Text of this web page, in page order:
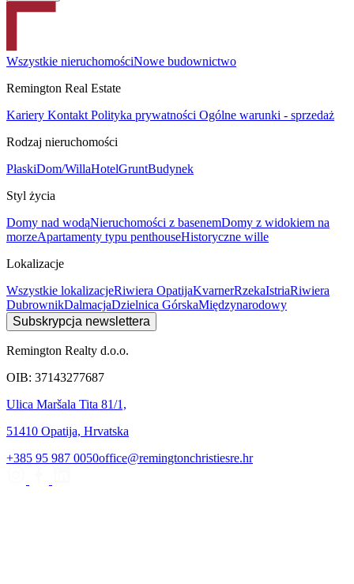
Wszystkie nieruchomościNowe budownictwo
Remington Real Estate
Kariery Kontakt Polityka prywatności Ogólne warunki - sprzedaż
Rodzaj nieruchomości
PłaskiDom/WillaHotelGruntBudynek
Styl życia
Domy nad wodąNieruchomości z basenemDomy z widokiem na
morzeApartamenty typu penthouseHistoryczne wille
Lokalizacje
Wszystkie lokalizacjeRiwiera OpatijaKvarnerRzekaIstriaRiwiera
DubrownikDalmacjaDzielnica GórskaMiędzynarodowy
Subskrypcja newslettera
Remington Realty d.o.o.
OIB: 37143277687
Ulica Maršala Tita 81/1,
51410 Opatija, Hrvatska
+385 95 987 0050office@remingtonchristiesre.hr